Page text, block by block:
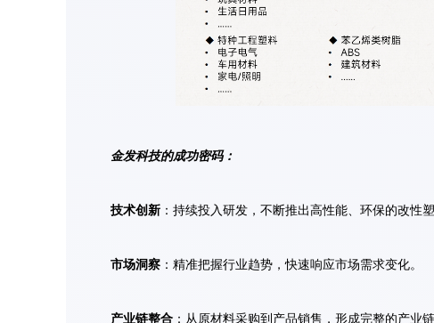
金发科技的成功密码：
技术创新 ：持续投入研发，不断推出高性能、环保的改性塑
市场洞察 ：精准把握行业趋势，快速响应市场需求变化。
产业链整合 ：从原材料采购到产品销售，形成完整的产业